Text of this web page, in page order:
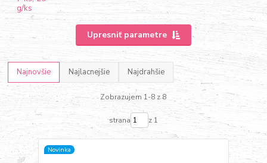
Upresniť parametre
Najnovšie Najlacnejšie Najdrahšie
Zobrazujem 1-8 z 8
strana z 1
Novinka